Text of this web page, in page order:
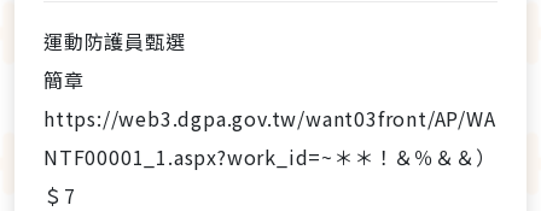
運動防護員甄選
簡章
https://web3.dgpa.gov.tw/want03front/AP/WA
NTF00001_1.aspx?work_id=~＊＊！＆％＆＆）
＄7